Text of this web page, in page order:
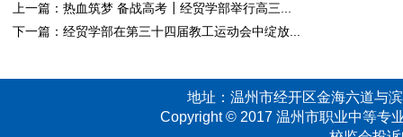
上一篇：热血筑梦 备战高考┃经贸学部举行高三...
下一篇：经贸学部在第三十四届教工运动会中绽放...
地址：温州市经开区金海六道与
Copyright © 2017 温州市职业中等专